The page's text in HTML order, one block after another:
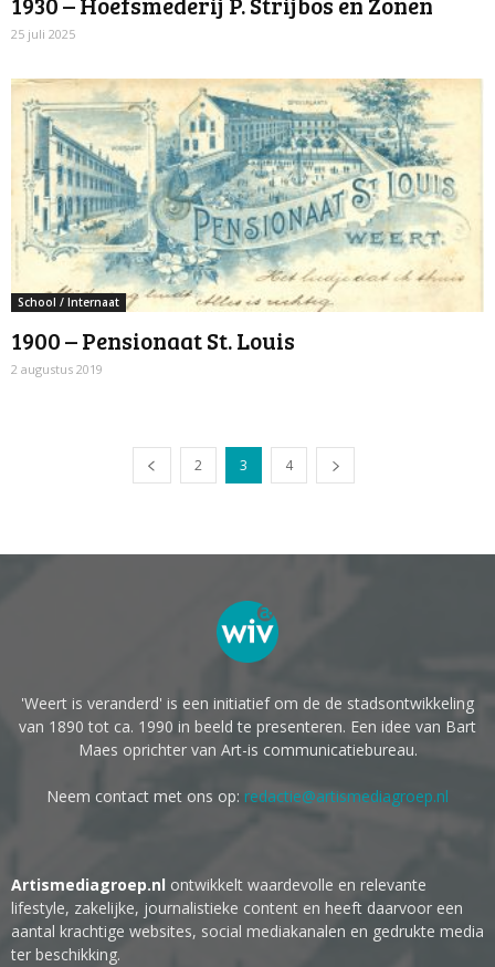
25 juli 2025
School / Internaat
1900 – Pensionaat St. Louis
2 augustus 2019
2 3 4
'Weert is veranderd' is een initiatief om de de stadsontwikkeling
van 1890 tot ca. 1990 in beeld te presenteren. Een idee van Bart
Maes oprichter van Art-is communicatiebureau.
Neem contact met ons op: redactie@artismediagroep.nl
Artismediagroep.nl ontwikkelt waardevolle en relevante
lifestyle, zakelijke, journalistieke content en heeft daarvoor een
aantal krachtige websites, social mediakanalen en gedrukte media
ter beschikking.